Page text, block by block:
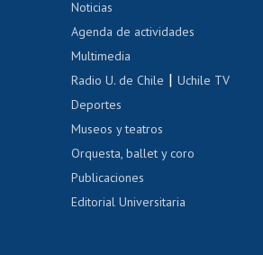
Certificado de renta
Certificado de renta
Acoso laboral, sexual y
Noticias
Agenda de actividades
Multimedia
Radio U. de Chile |Uchile TV
Deportes
Museos y teatros
Orquesta, ballet y coro
Publicaciones
Editorial Universitaria